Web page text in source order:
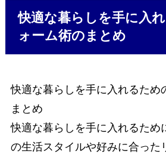
快適な暮らしを手に入
ォーム術のまとめ
快適な暮らしを手に入れるため
まとめ
快適な暮らしを手に入れるため
の生活スタイルや好みに合った